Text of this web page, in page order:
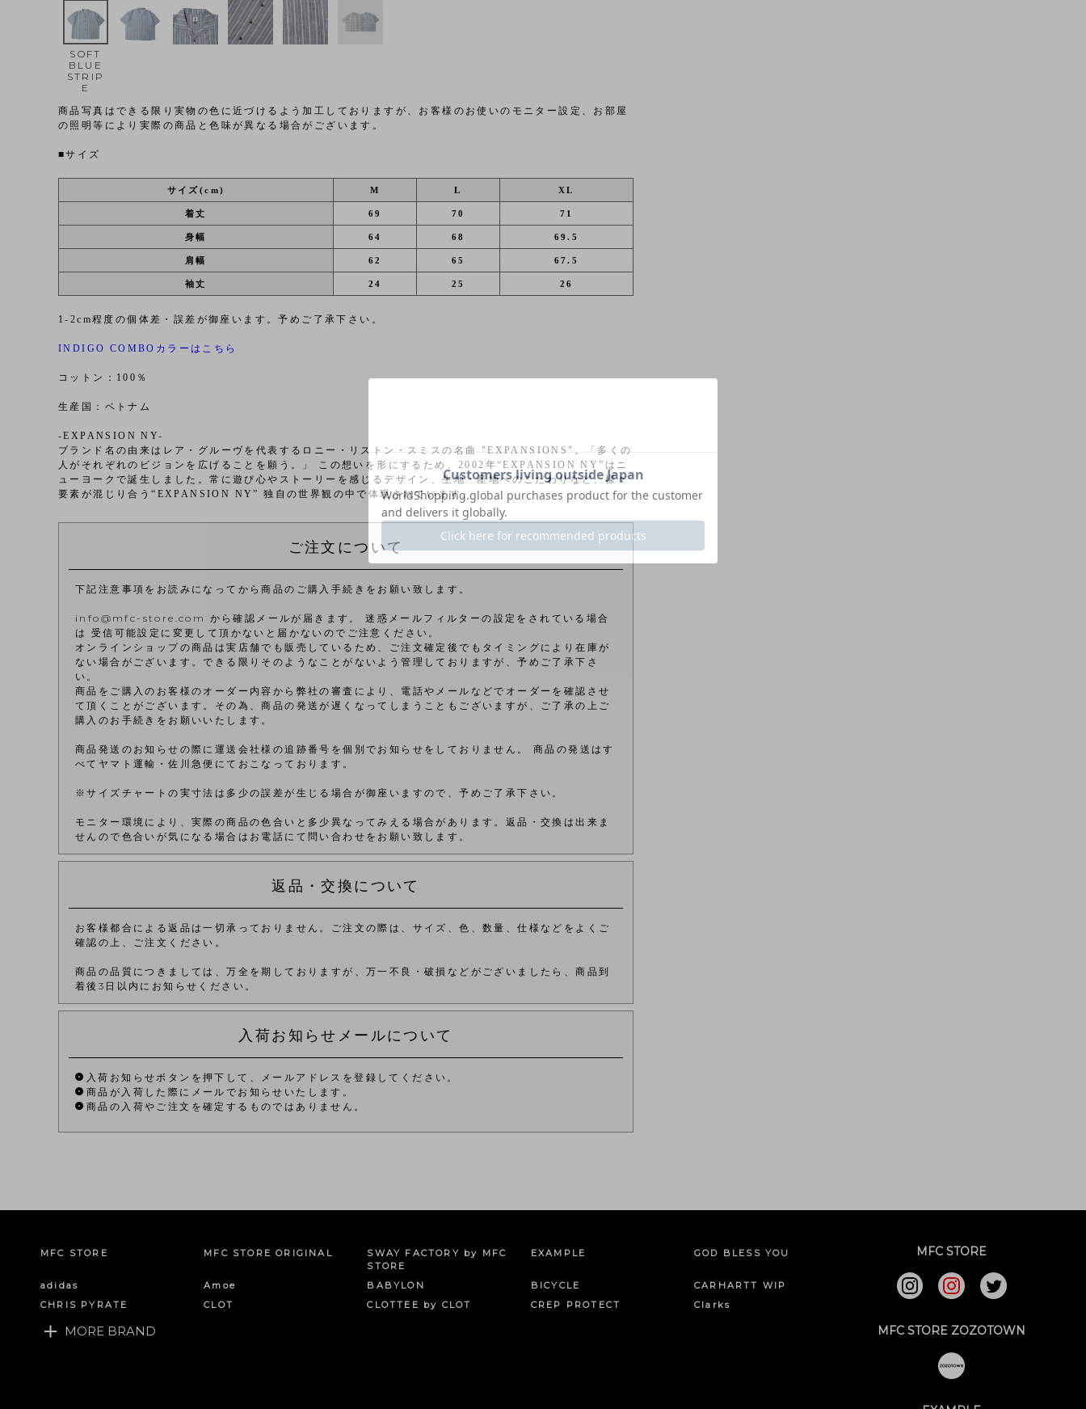
SOFT
BLUE
STRIP
E
商品写真はできる限り実物の色に近づけるよう加工しておりますが、お客様のお使いのモニター設定、お部屋
の照明等により実際の商品と色味が異なる場合がございます。
■サイズ
サイズ(cm) M L XL
着丈 69 70 71
身幅 64 68 69.5
肩幅 62 65 67.5
袖丈 24 25 26
1-2cm程度の個体差・誤差が御座います。予めご了承下さい。
INDIGO COMBOカラーはこちら
コットン：100％
生産国：ベトナム
-EXPANSION NY-
ブランド名の由来はレア・グルーヴを代表するロニー・リストン・スミスの名曲 "EXPANSIONS"。「多くの
人がそれぞれのビジョンを広げることを願う。」 この想いを形にするため、2002年“EXPANSION NY”はニ
ューヨークで誕生しました。常に遊び心やストーリーを感じるデザイン、生地・産地へのこだわりなど、様々
要素が混じり合う“EXPANSION NY” 独自の世界観の中で体現されています。
ご注文について
下記注意事項をお読みになってから商品のご購入手続きをお願い致します。
info@mfc-store.com から確認メールが届きます。 迷惑メールフィルターの設定をされている場合
は 受信可能設定に変更して頂かないと届かないのでご注意ください。
オンラインショップの商品は実店舗でも販売しているため、ご注文確定後でもタイミングにより在庫が
ない場合がございます。できる限りそのようなことがないよう管理しておりますが、予めご了承下さ
い。
商品をご購入のお客様のオーダー内容から弊社の審査により、電話やメールなどでオーダーを確認させ
て頂くことがございます。その為、商品の発送が遅くなってしまうこともございますが、ご了承の上ご
購入のお手続きをお願いいたします。
商品発送のお知らせの際に運送会社様の追跡番号を個別でお知らせをしておりません。 商品の発送はす
べてヤマト運輸・佐川急便にておこなっております。
※サイズチャートの実寸法は多少の誤差が生じる場合が御座いますので、予めご了承下さい。
モニター環境により、実際の商品の色合いと多少異なってみえる場合があります。返品・交換は出来ま
せんので色合いが気になる場合はお電話にて問い合わせをお願い致します。
返品・交換について
お客様都合による返品は一切承っておりません。ご注文の際は、サイズ、色、数量、仕様などをよくご
確認の上、ご注文ください。
商品の品質につきましては、万全を期しておりますが、万一不良・破損などがございましたら、商品到
着後3日以内にお知らせください。
入荷お知らせメールについて
入荷お知らせボタンを押下して、メールアドレスを登録してください。
商品が入荷した際にメールでお知らせいたします。
商品の入荷やご注文を確定するものではありません。
MFC STORE MFC STORE ORIGINAL
SWAY FACTORY by MFC
STORE
EXAMPLE GOD BLESS YOU
adidas Amoe BABYLON BICYCLE
CARHARTT WIP
CHRIS PYRATE
CLOT CLOTTEE by CLOT CREP PROTECT Clarks
MORE BRAND
MFC STORE
MFC STORE ZOZOTOWN